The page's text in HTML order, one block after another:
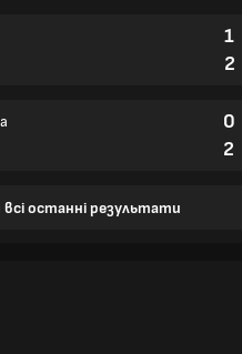
1
2
0
2
останні результати